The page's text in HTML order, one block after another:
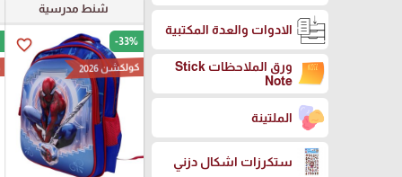
الادوات والعدة المكتبية
ورق الملاحظات Stick
Note
الملتينة
ستكرزات اشكال دزني
شنط مدرسية
favorite_border -33%
كولكشن 2026